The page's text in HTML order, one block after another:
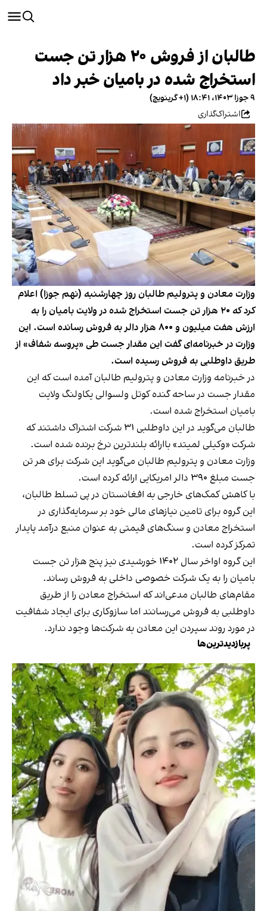
طالبان از فروش ۲۰ هزار تن جست
استخراج شده در بامیان خبر داد
۹ جوزا ۱۴۰۳، ۱۸:۴۱ (‎+۱ گرینویچ)
اشتراک‌گذاری
وزارت معادن و پترولیم طالبان روز چهارشنبه (نهم جوزا) اعلام
کرد که ۲۰ هزار تن جست استخراج شده در ولایت بامیان را به
ارزش هفت میلیون و ۸۰۰ هزار دالر به فروش رسانده است. این
وزارت در خبرنامه‌ای گفت این مقدار جست طی «پروسه شفاف» از
طریق داوطلبی به فروش رسیده است.
در خبرنامه وزارت معادن و پترولیم طالبان آمده است که این
مقدار جست در ساحه گنده کوتل ولسوالی یکاولنگ ولایت
بامیان استخراج شده است.
طالبان می‌گوید در این داوطلبی ۳۱ شرکت اشتراک داشتند که
شرکت «وکیلی لمیتد» باارائه بلندترین نرخ برنده شده است.
وزارت معادن و پترولیم طالبان می‌گوید این شرکت برای هر تن
جست مبلغ ۳۹۰ دالر امریکایی ارائه کرده است.
با کاهش کمک‌های خارجی به افغانستان در پی تسلط طالبان،
این گروه برای تامین نیازهای مالی خود بر سرمایه‌گذاری در
استخراج معادن و سنگ‌های قیمتی به عنوان منبع درآمد پایدار
تمرکز کرده است.
این گروه اواخر سال ۱۴۰۲ خورشیدی نیز پنج هزار تن جست
بامیان را به یک شرکت خصوصی داخلی به فروش رساند.
مقام‌های طالبان مدعی‌اند که استخراج معادن را از طریق
داوطلبی به فروش می‌رسانند اما سازوکاری برای ایجاد شفافیت
در مورد روند سپردن این معادن به شرکت‌ها وجود ندارد.
پربازدیدترین‌ها